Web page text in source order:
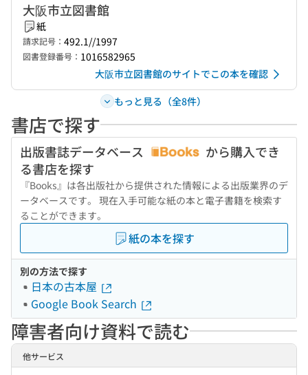
大阪市立図書館
紙
請求記号： 492.1//1997
図書登録番号： 1016582965
大阪市立図書館のサイトでこの本を確認
もっと見る（全8件）
書店で探す
出版書誌データベース
から購入でき
る書店を探す
『Books』は各出版社から提供された情報による出版業界のデ
ータベースです。 現在入手可能な紙の本と電子書籍を検索す
ることができます。
紙の本を探す
別の方法で探す
日本の古本屋
Google Book Search
障害者向け資料で読む
他サービス